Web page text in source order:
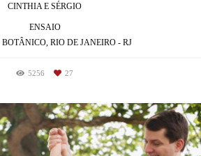
CINTHIA E SÉRGIO
ENSAIO
RIO DE JANEIRO - RJ
5256 27